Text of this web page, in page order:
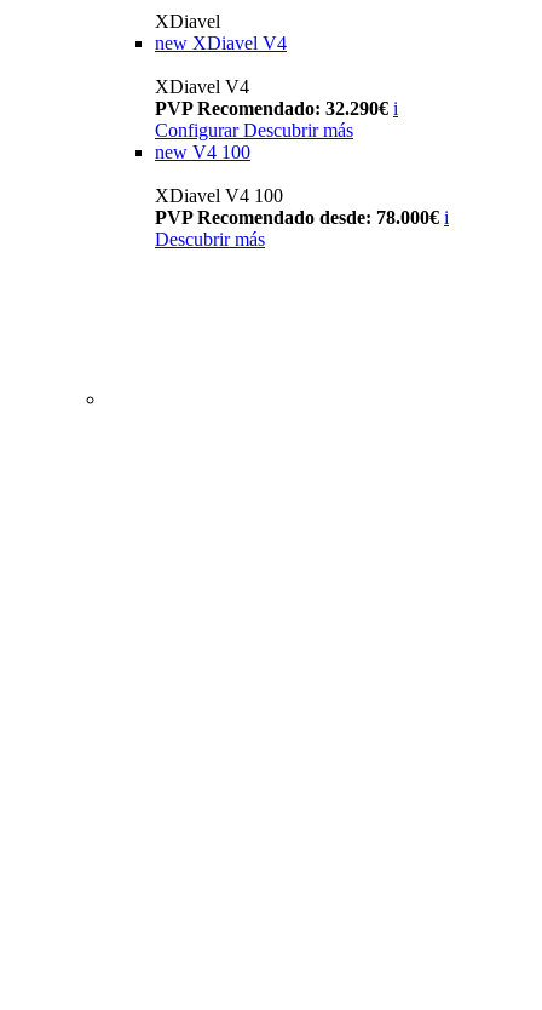
XDiavel
new XDiavel V4
XDiavel V4
PVP Recomendado: 32.290€ i
Configurar Descubrir más
new V4 100
XDiavel V4 100
PVP Recomendado desde: 78.000€ i
Descubrir más